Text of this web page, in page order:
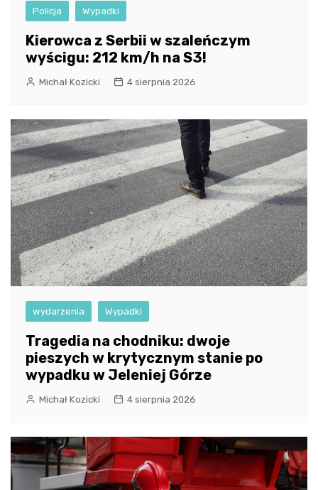
Policja Wypadki
Kierowca z Serbii w szaleńczym
wyścigu: 212 km/h na S3!
Michał Kozicki 4 sierpnia 2026
wydarzenia Wypadki
Tragedia na chodniku: dwoje
pieszych w krytycznym stanie po
wypadku w Jeleniej Górze
Michał Kozicki 4 sierpnia 2026